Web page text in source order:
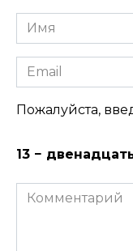
Имя
Email
Пожалуйста,
13 −
Комментарий